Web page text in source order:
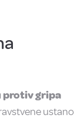
protiv gripa